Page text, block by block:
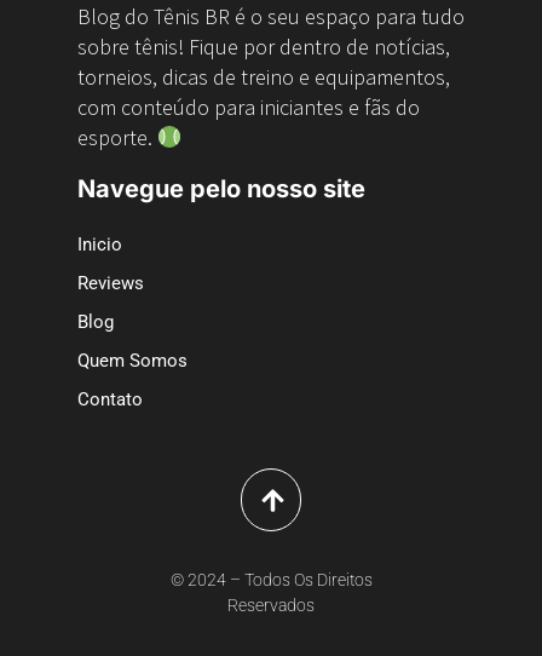
Blog do Tênis BR é o seu espaço para tudo
sobre tênis! Fique por dentro de notícias,
torneios, dicas de treino e equipamentos,
com conteúdo para iniciantes e fãs do
esporte.
Navegue pelo nosso site
Inicio
Reviews
Blog
Quem Somos
Contato
© 2024 – Todos Os Direitos
Reservados